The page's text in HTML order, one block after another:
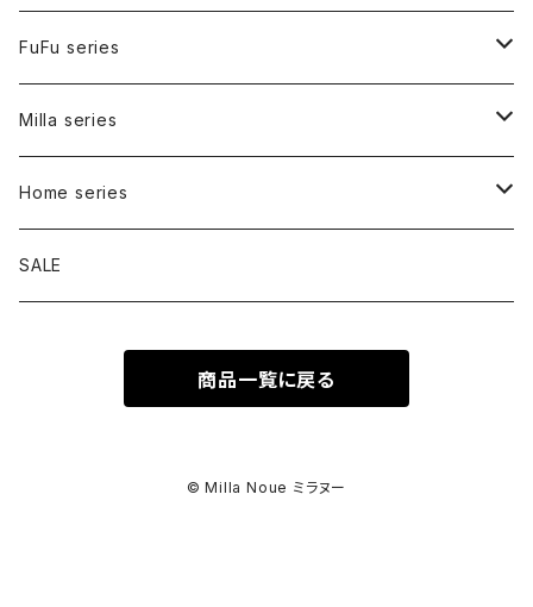
FuFu series
Carry bag
Inner bag
Milla series
Carry bag
Walk bag
Home series
Bed
SALE
商品一覧に戻る
© Milla Noue ミラヌー